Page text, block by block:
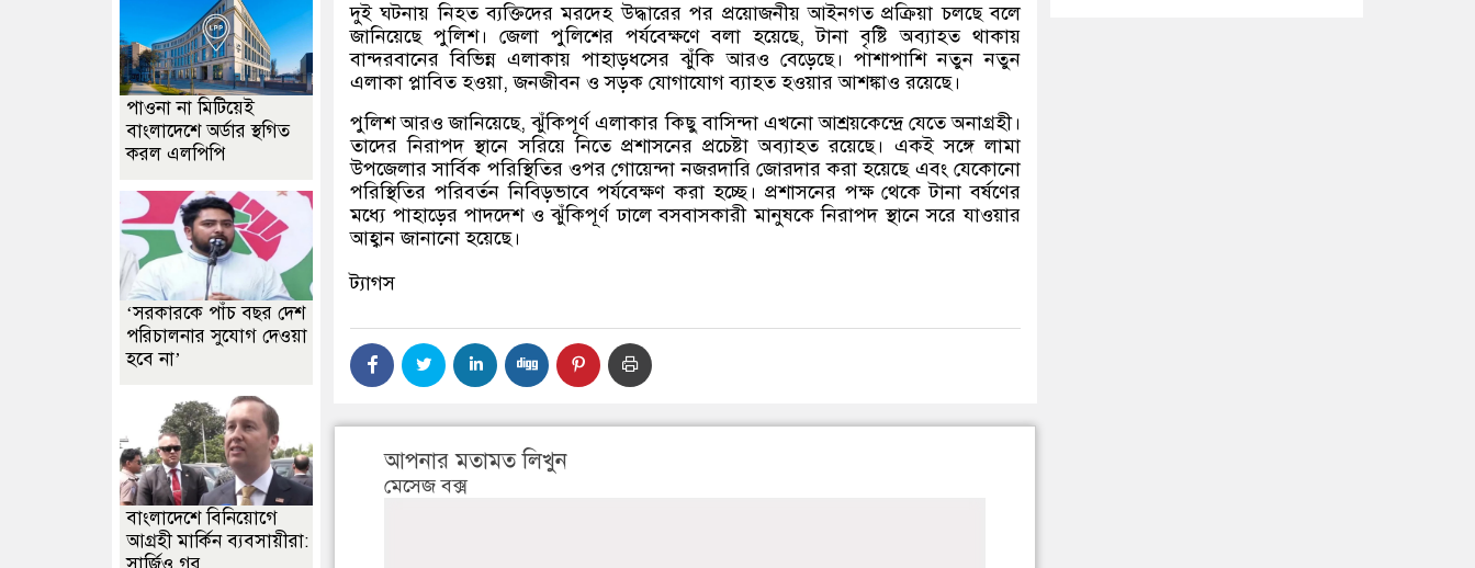
দুই ঘটনায় নিহত ব্যক্তিদের মরদেহ উদ্ধারের পর প্রয়োজনীয় আইনগত প্রক্রিয়া চলছে বলে
জানিয়েছে পুলিশ। জেলা পুলিশের পর্যবেক্ষণে বলা হয়েছে,টানা বৃষ্টি অব্যাহত থাকায়
বান্দরবানের বিভিন্ন এলাকায় পাহাড়ধসের ঝুঁকি আরও বেড়েছে। পাশাপাশি নতুন নতুন
এলাকা প্লাবিত হওয়া,জনজীবন ও সড়ক যোগাযোগ ব্যাহত হওয়ার আশঙ্কাও রয়েছে।
পুলিশ আরও জানিয়েছে,ঝুঁকিপূর্ণ এলাকার কিছু বাসিন্দা এখনো আশ্রয়কেন্দ্রে যেতে অনাগ্রহী।
তাদের নিরাপদ স্থানে সরিয়ে নিতে প্রশাসনের প্রচেষ্টা অব্যাহত রয়েছে। একই সঙ্গে লামা
উপজেলার সার্বিক পরিস্থিতির ওপর গোয়েন্দা নজরদারি জোরদার করা হয়েছে এবং যেকোনো
পরিস্থিতির পরিবর্তন নিবিড়ভাবে পর্যবেক্ষণ করা হচ্ছে। প্রশাসনের পক্ষ থেকে টানা বর্ষণের
মধ্যে পাহাড়ের পাদদেশ ও ঝুঁকিপূর্ণ ঢালে বসবাসকারী মানুষকে নিরাপদ স্থানে সরে যাওয়ার
আহ্বান জানানো হয়েছে।
ট্যাগস
আপনার মতামত লিখুন
মেসেজ বক্স
পাওনা না মিটিয়েই
বাংলাদেশে অর্ডার স্থগিত
করল এলপিপি
‘সরকারকে পাঁচ বছর দেশ
পরিচালনার সুযোগ দেওয়া
হবে না’
বাংলাদেশে বিনিয়োগে
আগ্রহী মার্কিন ব্যবসায়ীরা: